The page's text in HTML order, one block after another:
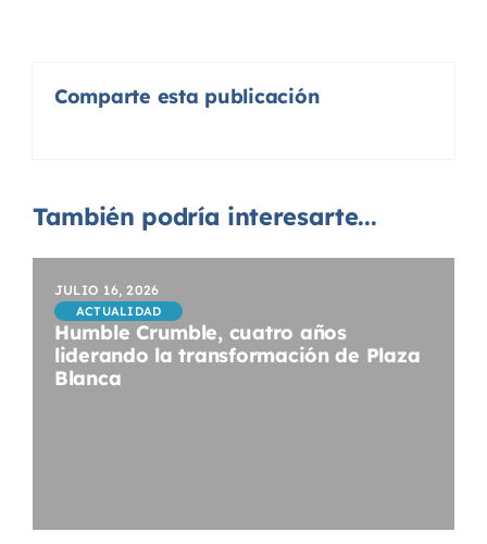
Comparte esta publicación
También podría interesarte...
JULIO 16, 2026
ACTUALIDAD
Humble Crumble, cuatro años
liderando la transformación de Plaza
Blanca